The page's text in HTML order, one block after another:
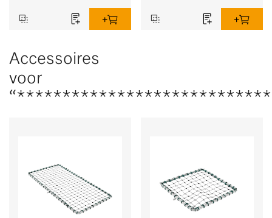
Accessoires
voor